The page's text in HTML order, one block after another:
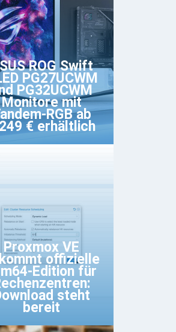
ROG Swift
PG27UCWM
PG32UCWM
Monitore mit
RGB ab
€ erhältlich
Proxmox VE
offizielle
Edition für
steht
bereit